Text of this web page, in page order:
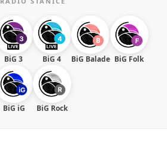
BiG 3 BiG 4 BiG Balade BiG Folk
BiG iG BiG Rock